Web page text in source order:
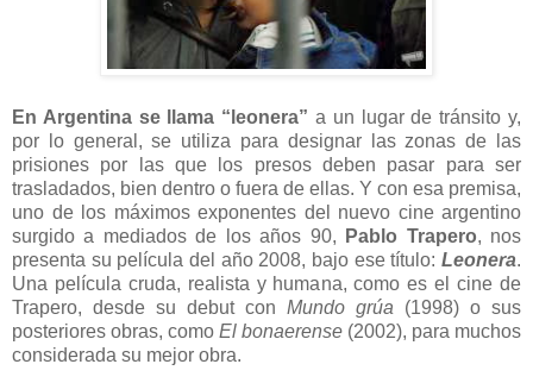
En Argentina se llama “leonera” a un lugar de tránsito y,
por lo general, se utiliza para designar las zonas de las
prisiones por las que los presos deben pasar para ser
trasladados, bien dentro o fuera de ellas. Y con esa premisa,
uno de los máximos exponentes del nuevo cine argentino
surgido a mediados de los años 90,
Pablo Trapero, nos
presenta su película del año 2008, bajo ese título: Leonera.
Una película cruda, realista y humana, como es el cine de
Trapero, desde su debut con Mundo grúa (1998) o sus
posteriores obras, como El bonaerense (2002), para muchos
considerada su mejor obra.